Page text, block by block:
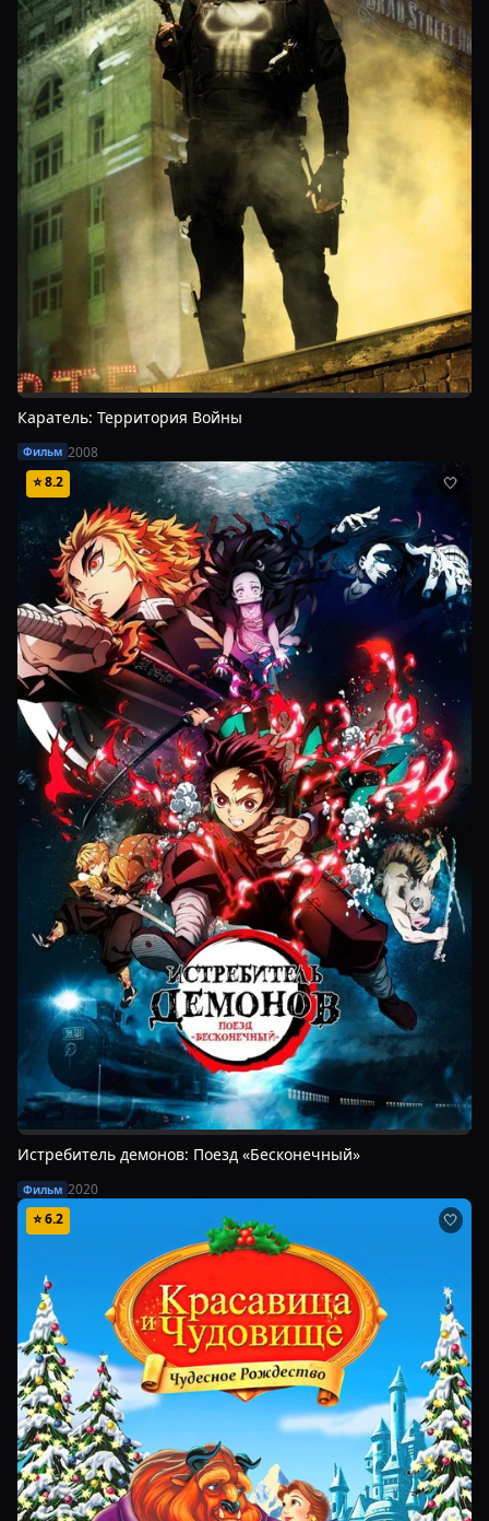
Каратель: Территория Войны
Фильм 2008
⭐8.2 🤍
Истребитель демонов: Поезд «Бесконечный»
Фильм 2020
⭐6.2 🤍